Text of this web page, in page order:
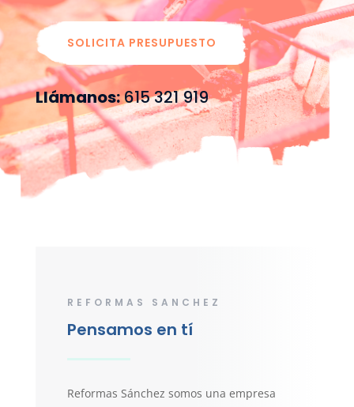
SOLICITA PRESUPUESTO
Llámanos:615 321 919
REFORMAS SANCHEZ
Pensamos en tí
Reformas Sánchez somos una empresa